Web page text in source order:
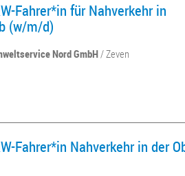
Fahrer*in für Nahverkehr in
(w/m/d)
Nord GmbH/ Zeven
Fahrer*in Nahverkehr in der